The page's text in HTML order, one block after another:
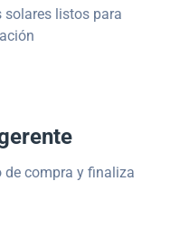
solares listos para
de compra y finaliza